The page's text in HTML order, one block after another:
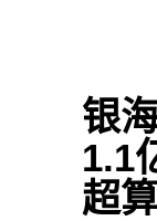
银
1.1
超